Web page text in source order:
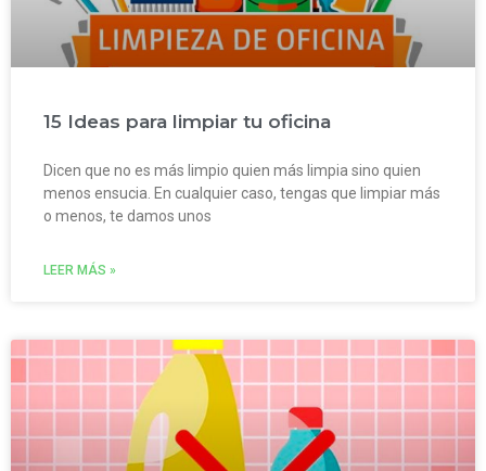
15 Ideas para limpiar tu oficina
Dicen que no es más limpio quien más limpia sino quien
menos ensucia. En cualquier caso, tengas que limpiar más
o menos, te damos unos
LEER MÁS »